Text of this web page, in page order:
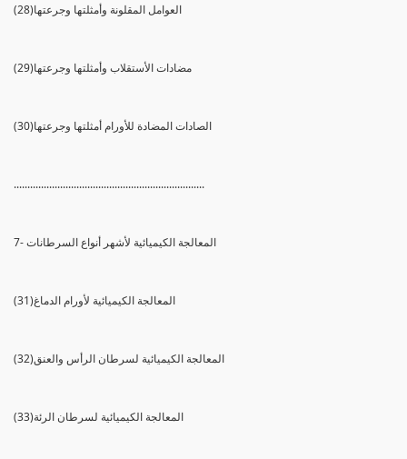
(28)العوامل المقلونة وأمثلتها وجرعتها
(29)مضادات الأستقلاب وأمثلتها وجرعتها
(30)الصادات المضادة للأورام أمثلتها وجرعتها
......................................................................
7- المعالجة الكيميائية لأشهر أنواع السرطانات
(31)المعالجة الكيميائية لأورام الدماغ
(32)المعالجة الكيميائية لسرطان الرأس والعنق
(33)المعالجة الكيميائية لسرطان الرئة